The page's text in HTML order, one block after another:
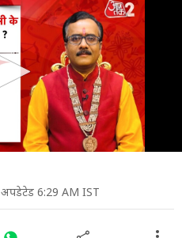
अपडेटेड 6:29 AM IST